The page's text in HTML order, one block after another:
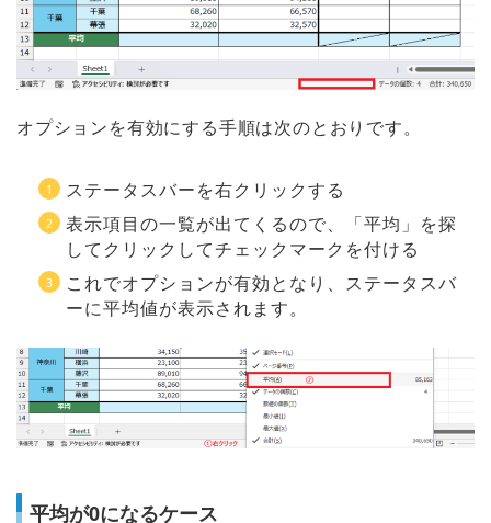
オプションを有効にする手順は次のとおりです。
ステータスバーを右クリックする
表示項目の一覧が出てくるので、「平均」を探
してクリックしてチェックマークを付ける
これでオプションが有効となり、ステータスバ
ーに平均値が表示されます。
平均が0になるケース